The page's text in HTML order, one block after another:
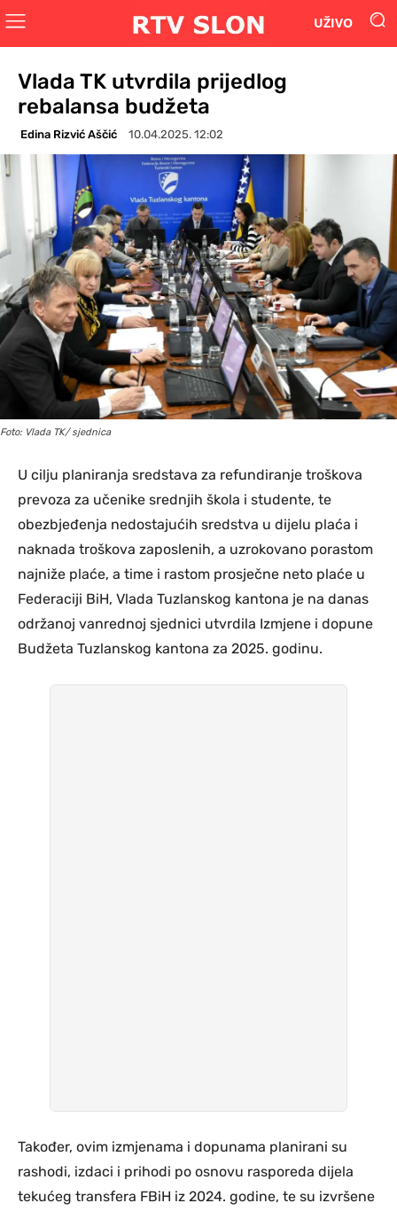
UŽIVO
Vlada TK utvrdila prijedlog
rebalansa budžeta
Edina Rizvić Aščić 10.04.2025. 12:02
Foto: Vlada TK/ sjednica
U cilju planiranja sredstava za refundiranje troškova
prevoza za učenike srednjih škola i studente, te
obezbjeđenja nedostajućih sredstva u dijelu plaća i
naknada troškova zaposlenih, a uzrokovano porastom
najniže plaće, a time i rastom prosječne neto plaće u
Federaciji BiH, Vlada Tuzlanskog kantona je na danas
održanoj vanrednoj sjednici utvrdila Izmjene i dopune
Budžeta Tuzlanskog kantona za 2025. godinu.
Također, ovim izmjenama i dopunama planirani su
rashodi, izdaci i prihodi po osnovu rasporeda dijela
tekućeg transfera FBiH iz 2024. godine, te su izvršene